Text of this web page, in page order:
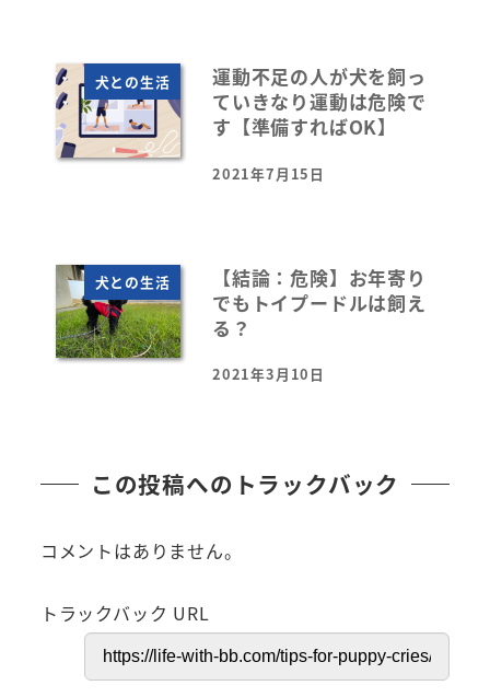
犬との生活
運動不足の人が犬を飼っ
ていきなり運動は危険で
す【準備すればOK】
投稿日
2021年7月15日
犬との生活
【結論：危険】お年寄り
でもトイプードルは飼え
る？
投稿日
2021年3月10日
この投稿へのトラックバック
コメントはありません。
トラックバック URL